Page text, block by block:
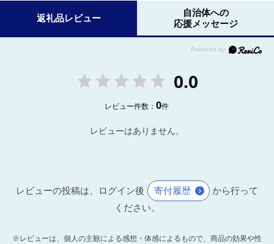
返礼品レビュー
自治体への
応援メッセージ
0.0
レビュー件数：0件
レビューはありません。
レビューの投稿は、ログイン後 寄付履歴
から行って
ください。
※レビューは、個人の主観による感想・体感によるもので、商品の効果や性